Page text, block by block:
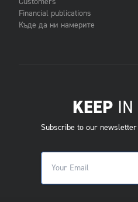
Financial publications
Къде да ни намерите
KEEPIN
Subscribe to our